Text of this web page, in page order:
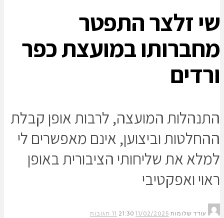
זלצר התפטר
במועצת כפר
המועצה, לרבות אופן קבלת
וביצוען, אינם מאפשרים לי
את שליחותי הציבורית באופן
ואפקטיבי
עודד שלומות 11/02/2025
21:30 11 תגובות